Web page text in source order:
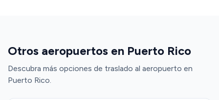
Otros aeropuertos en Puerto Rico
Descubra más opciones de traslado al aeropuerto en
Puerto Rico.